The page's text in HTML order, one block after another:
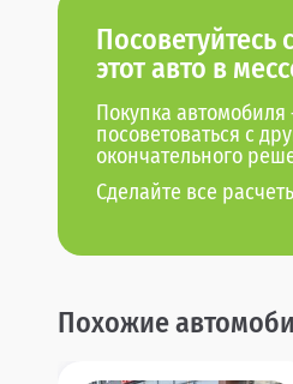
Посоветуйтесь
этот авто в
Покупка автомобиля
посоветоваться с
окончательного
Сделайте все
Похожие